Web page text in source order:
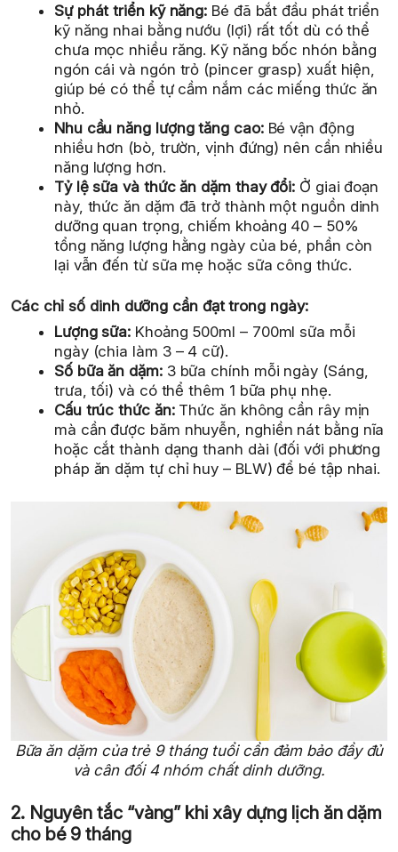
Sự phát triển kỹ năng: Bé đã bắt đầu phát triển
kỹ năng nhai bằng nướu (lợi) rất tốt dù có thể
chưa mọc nhiều răng. Kỹ năng bốc nhón bằng
ngón cái và ngón trỏ (pincer grasp) xuất hiện,
giúp bé có thể tự cầm nắm các miếng thức ăn
nhỏ.
Nhu cầu năng lượng tăng cao:Bé vận động
nhiều hơn (bò, trườn, vịnh đứng) nên cần nhiều
năng lượng hơn.
Tỷ lệ sữa và thức ăn dặm thay đổi: Ở giai đoạn
này, thức ăn dặm đã trở thành một nguồn dinh
dưỡng quan trọng, chiếm khoảng 40 – 50%
tổng năng lượng hằng ngày của bé, phần còn
lại vẫn đến từ sữa mẹ hoặc sữa công thức.
Các chỉ số dinh dưỡng cần đạt trong ngày:
Lượng sữa: Khoảng 500ml – 700ml sữa mỗi
ngày (chia làm 3 – 4 cữ).
Số bữa ăn dặm:3 bữa chính mỗi ngày (Sáng,
trưa, tối) và có thể thêm 1 bữa phụ nhẹ.
Cấu trúc thức ăn:Thức ăn không cần rây mịn
mà cần được băm nhuyễn, nghiền nát bằng nĩa
hoặc cắt thành dạng thanh dài (đối với phương
pháp ăn dặm tự chỉ huy – BLW) để bé tập nhai.
Bữa ăn dặm của trẻ 9 tháng tuổi cần đảm bảo đầy đủ
và cân đối 4 nhóm chất dinh dưỡng.
2. Nguyên tắc “vàng” khi xây dựng lịch ăn dặm
cho bé 9 tháng